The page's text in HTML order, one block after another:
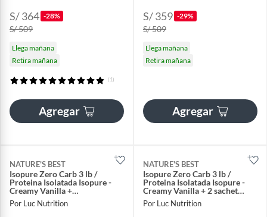
S/ 364 -28%
S/ 509
Llega mañana
Retira mañana
(1)
Agregar
S/ 359 -29%
S/ 509
Llega mañana
Retira mañana
Agregar
NATURE'S BEST
Isopure Zero Carb 3 lb /
Proteina Isolatada Isopure -
Creamy Vanilla +
Portaproteina
Por Luc Nutrition
NATURE'S BEST
Isopure Zero Carb 3 lb /
Proteina Isolatada Isopure -
Creamy Vanilla + 2 sachet
diabolus
Por Luc Nutrition